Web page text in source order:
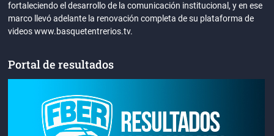
fortaleciendo el desarrollo de la comunicación institucional, y en ese
marco llevó adelante la renovación completa de su plataforma de
videos www.basquetentrerios.tv.
Portal de resultados